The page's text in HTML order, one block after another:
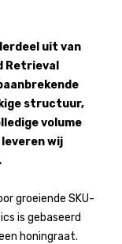
uit van
Retrieval
structuur,
volume
wij
groeiende SKU-
is gebaseerd
honingraat.